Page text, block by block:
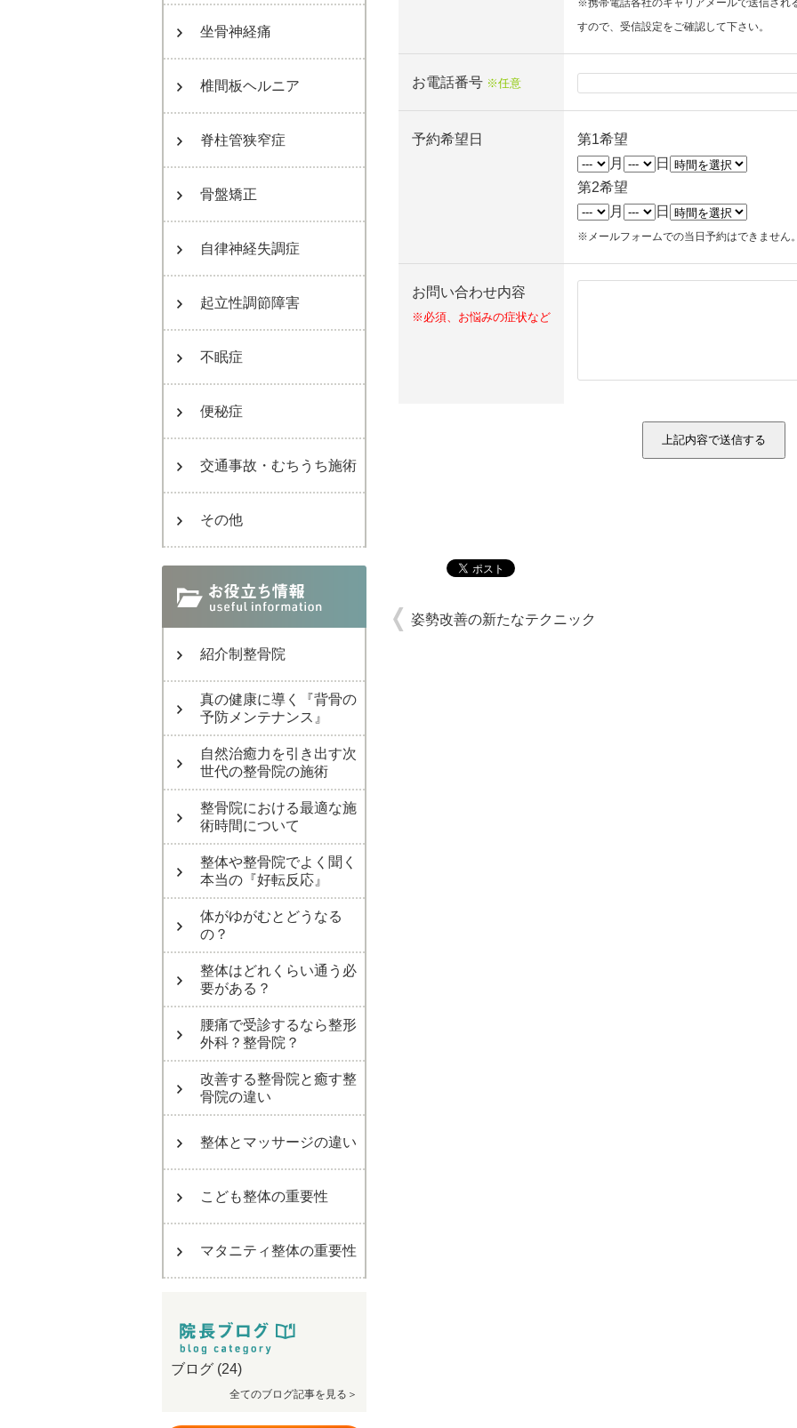
坐骨神経痛
椎間板ヘルニア
脊柱管狭窄症
骨盤矯正
自律神経失調症
起立性調節障害
不眠症
便秘症
交通事故・むちうち施術
その他
紹介制整骨院
真の健康に導く『背骨の
予防メンテナンス』
自然治癒力を引き出す次
世代の整骨院の施術
整骨院における最適な施
術時間について
整体や整骨院でよく聞く
本当の『好転反応』
体がゆがむとどうなる
の？
整体はどれくらい通う必
要がある？
腰痛で受診するなら整形
外科？整骨院？
改善する整骨院と癒す整
骨院の違い
整体とマッサージの違い
こども整体の重要性
マタニティ整体の重要性
ブログ (24)
全てのブログ記事を見る＞
すので、受信設定をご確認して下さい。
お電話番号 ※任意
予約希望日
第1希望
月
日
第2希望
月
日
※メールフォームでの当日予約はできません
お問い合わせ内容
※必須、お悩みの症状など
姿勢改善の新たなテクニック